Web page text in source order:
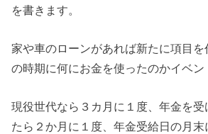
を書きます。
家や車のローンがあれば新たに項目
の時期に何にお金を使ったのかイベン
現役世代なら３カ月に１度、年金を受
たら２か月に１度、年金受給日の月末